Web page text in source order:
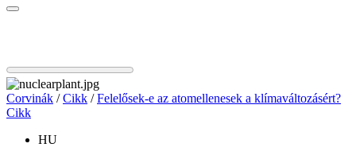
Corvinák /Cikk /Felelősek-e az atomellenesek a klímaváltozásért?
Cikk
HU